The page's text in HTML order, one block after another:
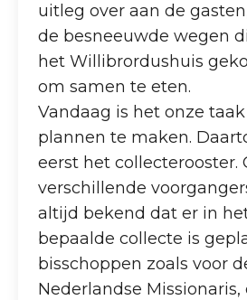
uitleg over aan de
de besneeuwde wegen
het Willibrordushuis
om samen te eten.
Vandaag is het onze
plannen te maken.
eerst het collecterooster.
verschillende
altijd bekend dat er in
bepaalde collecte is
bisschoppen zoals voor
Nederlandse Missionaris,